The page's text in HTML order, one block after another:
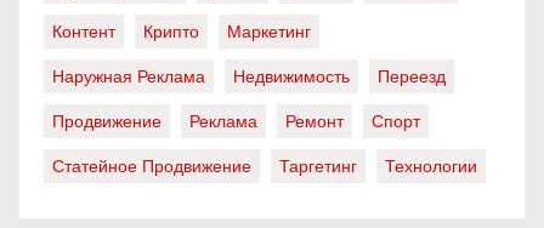
Контент
Крипто
Маркетинг
Наружная Реклама
Недвижимость
Переезд
Продвижение
Реклама Ремонт
Спорт
Статейное Продвижение
Таргетинг Технологии